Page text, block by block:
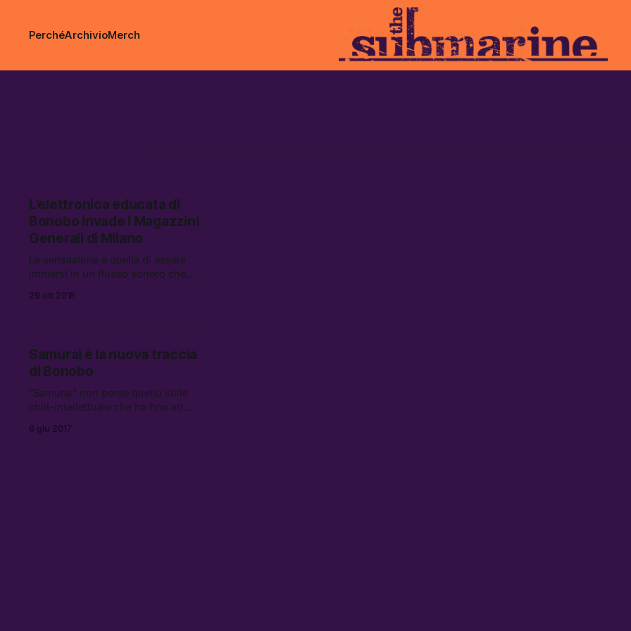
PerchéArchivioMerch
L’elettronica educata di
Bonobo invade i Magazzini
Generali di Milano
La sensazione è quella di essere
immersi in un flusso sonoro che
profondo, diffuso e rassicurante
29 ott 2018
Samurai è la nuova traccia
di Bonobo
“Samurai” non perde quello stille
chill-intellettuale che ha fino ad
produzioni.
6 giu 2017